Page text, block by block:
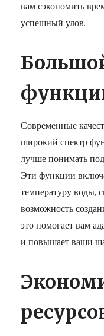
вам сэкономить
успешный улов.
Современные
широкий спектр
лучше понимать
Эти функции
температуру воды,
возможность
это помогает вам
и повышает ваши